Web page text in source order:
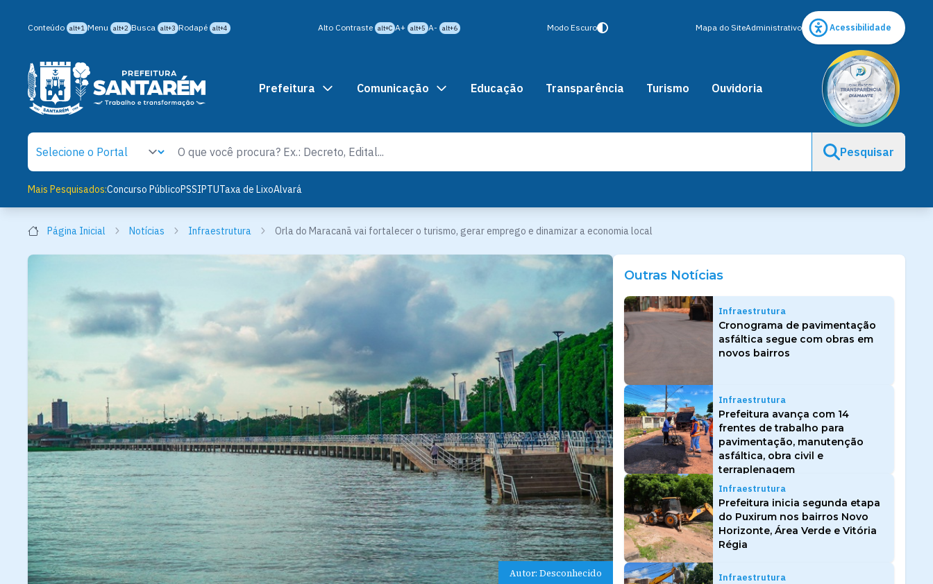
Conteúdo alt+1 Menu alt+2 Busca alt+3 Rodapé alt+4 Alto Contraste alt+C A+ alt+5 A- alt+6 Modo Escuro Mapa do SiteAdministrativo Acessibilidade
Prefeitura Comunicação Educação Transparência Turismo Ouvidoria
Pesquisar
Mais Pesquisados:Concurso PúblicoPSSIPTUTaxa de LixoAlvará
Página Inicial Notícias Infraestrutura Orla do Maracanã vai fortalecer o turismo, gerar emprego e dinamizar a economia local
Autor: Desconhecido
Outras Notícias
Infraestrutura
Cronograma de pavimentação
asfáltica segue com obras em
novos bairros
Infraestrutura
Prefeitura avança com 14
frentes de trabalho para
pavimentação, manutenção
asfáltica, obra civil e
terraplenagem
Infraestrutura
Prefeitura inicia segunda etapa
do Puxirum nos bairros Novo
Horizonte, Área Verde e Vitória
Régia
Infraestrutura